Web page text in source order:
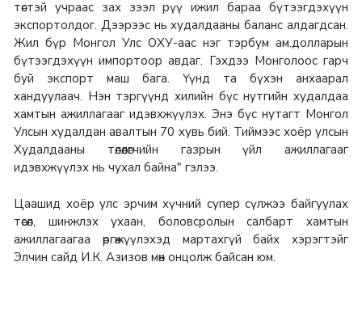
төстэй учраас зах зээл рүү ижил бараа бүтээгдэхүүн
экспортолдог. Дээрээс нь худалдааны баланс алдагдсан.
Жил бүр Монгол Улс ОХУ-аас нэг тэрбум ам.долларын
бүтээгдэхүүн импортоор авдаг. Гэхдээ Монголоос гарч
буй экспорт маш бага. Үүнд та бүхэн анхаарал
хандуулаач. Нэн тэргүүнд хилийн бүс нутгийн худалдаа
хамтын ажиллагааг идэвхжүүлэх. Энэ бүс нутагт Монгол
Улсын худалдан авалтын 70 хувь бий. Тиймээс хоёр улсын
Худалдааны төлөөлөгчийн газрын үйл ажиллагааг
идэвхжүүлэх нь чухал байна" гэлээ.
Цаашид хоёр улс эрчим хүчний супер сүлжээ байгуулах
төсөл, шинжлэх ухаан, боловсролын салбарт хамтын
ажиллагаагаа өргөжүүлэхэд мартахгүй байх хэрэгтэйг
Элчин сайд И.К. Азизов мөн онцолж байсан юм.